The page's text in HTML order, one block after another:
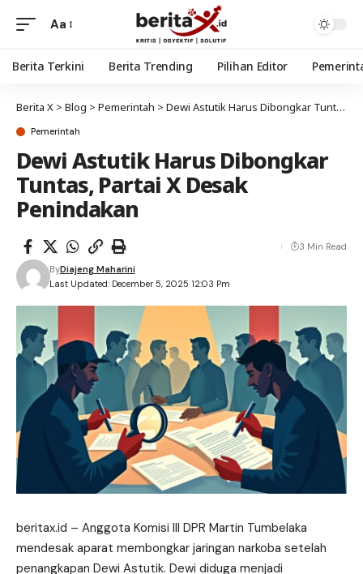
Aa
Berita Terkini Berita Trending Pilihan Editor
Berita X > Blog > Pemerintah > Dewi Astutik Harus Dibongkar Tuntas, Partai X Desak Penindakan
Pemerintah
Dewi Astutik Harus Dibongkar
Tuntas, Partai X Desak
Penindakan
Last Updated: December 5, 2025 12:03 Pm
ByDiajeng Maharini
3 Min Read
beritax.id – Anggota Komisi III DPR Martin Tumbelaka
mendesak aparat membongkar jaringan narkoba setelah
penangkapan Dewi Astutik. Dewi diduga menjadi